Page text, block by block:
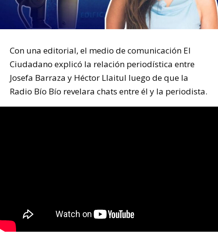
Con una editorial, el medio de comunicación El
Ciudadano explicó la relación periodística entre
Josefa Barraza y Héctor Llaitul luego de que la
Radio Bío Bío revelara chats entre él y la periodista.